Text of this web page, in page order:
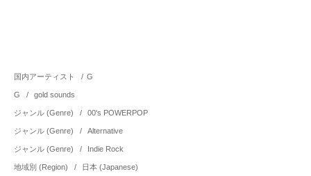
国内アーティスト / G
G / gold sounds
ジャンル (Genre) / 00's POWERPOP
ジャンル (Genre) / Alternative
ジャンル (Genre) / Indie Rock
地域別 (Region) / 日本 (Japanese)